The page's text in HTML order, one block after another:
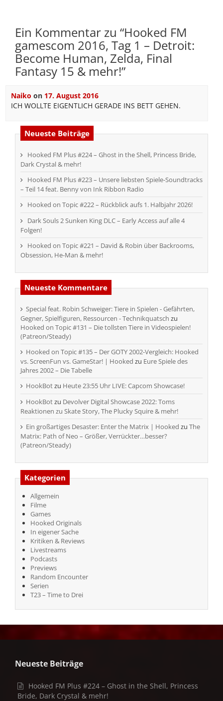
Ein Kommentar zu “Hooked FM
gamescom 2016, Tag 1 – Detroit:
Become Human, Zelda, Final
Fantasy 15 & mehr!”
Naiko on 17. August 2016
ICH WOLLTE EIGENTLICH GERADE INS BETT GEHEN.
Neueste Beiträge
Hooked FM Plus #224 – Ghost in the Shell, Princess Bride,
Dark Crystal & mehr!
Hooked FM Plus #223 – Unsere liebsten Spiele-Soundtracks
– Teil 14 feat. Benny von Ink Ribbon Radio
Hooked on Topic #222 – Rückblick aufs 1. Halbjahr 2026!
Dark Souls 2 Sunken King DLC – Early Access auf alle 4
Folgen!
Hooked on Topic #221 – David & Robin über Backrooms,
Obsession, He-Man & mehr!
Neueste Kommentare
Special feat. Robin Schweiger: Tiere in Spielen - Gefährten,
Gegner, Spielfiguren, Ressourcen - Technikquatsch zu
Hooked on Topic #131 – Die tollsten Tiere in Videospielen!
(Patreon/Steady)
Hooked on Topic #135 – Der GOTY 2002-Vergleich: Hooked
vs. ScreenFun vs. GameStar! | Hooked zu Eure Spiele des
Jahres 2002 – Die Tabelle
HookBotzu Heute 23:55 Uhr LIVE: Capcom Showcase!
HookBotzu Devolver Digital Showcase 2022: Toms
Reaktionen zu Skate Story, The Plucky Squire & mehr!
Ein großartiges Desaster: Enter the Matrix | Hooked zu The
Matrix: Path of Neo – Größer, Verrückter…besser?
(Patreon/Steady)
Kategorien
Allgemein
Filme
Games
Hooked Originals
In eigener Sache
Kritiken & Reviews
Livestreams
Podcasts
Previews
Random Encounter
Serien
T23 – Time to Drei
Neueste Beiträge
Hooked FM Plus #224 – Ghost in the Shell, Princess
Bride, Dark Crystal & mehr!